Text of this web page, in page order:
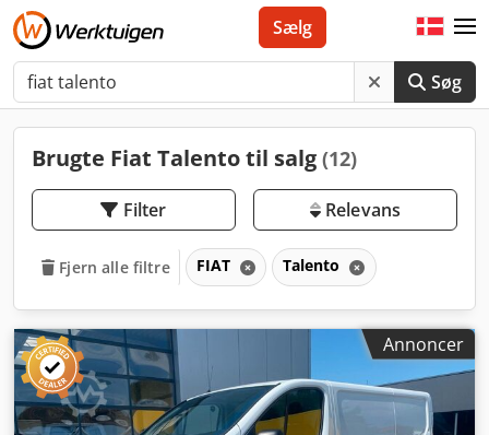
Søg
Sælg
Brugte Fiat Talento til salg (12)
Filter Relevans
Fjern alle filtre FIAT Talento
Annoncer